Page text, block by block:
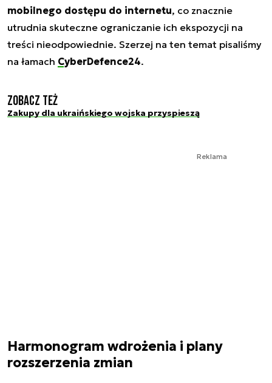
mobilnego dostępu do internetu, co znacznie
utrudnia skuteczne ograniczanie ich ekspozycji na
treści nieodpowiednie. Szerzej na ten temat pisaliśmy
na łamach CyberDefence24.
Zobacz też
Zakupy dla ukraińskiego wojska przyspieszą
Reklama
Harmonogram wdrożenia i plany
rozszerzenia zmian